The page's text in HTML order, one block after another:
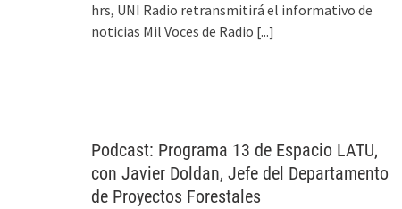
hrs, UNI Radio retransmitirá el informativo de
noticias Mil Voces de Radio [...]
Podcast: Programa 13 de Espacio LATU,
con Javier Doldan, Jefe del Departamento
de Proyectos Forestales